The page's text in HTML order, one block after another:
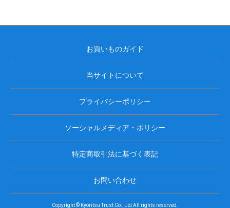
お買いものガイド
当サイトについて
プライバシーポリシー
ソーシャルメディア・ポリシー
特定商取引法に基づく表記
お問い合わせ
Copyright © Kyoritsu Trust Co., Ltd All rights reserved.